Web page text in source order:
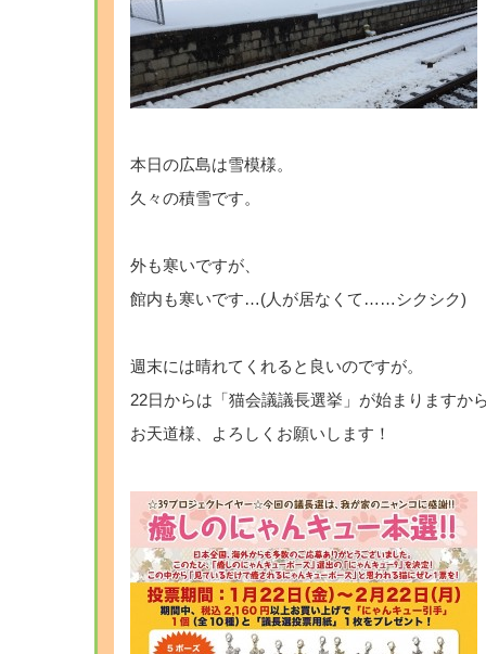
本日の広島は雪模様。
久々の積雪です。
外も寒いですが、
館内も寒いです…(人が居なくて……シクシク)
週末には晴れてくれると良いのですが。
22日からは「猫会議議長選挙」が始まりますか
お天道様、よろしくお願いします！